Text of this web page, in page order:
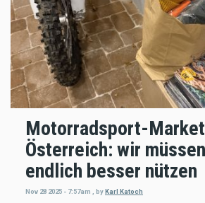
Motorradsport-
Österreich: wir
endlich besser nützen
Nov 28 2025 - 7:57am , by Karl Katoch